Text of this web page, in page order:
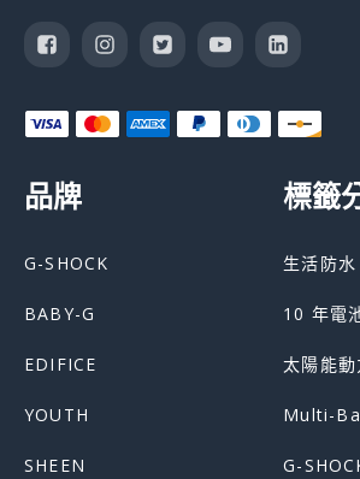
品牌
G-SHOCK
BABY-G
EDIFICE
YOUTH
SHEEN
標籤
生活防水
10 年電
太陽能動
Multi-
G-